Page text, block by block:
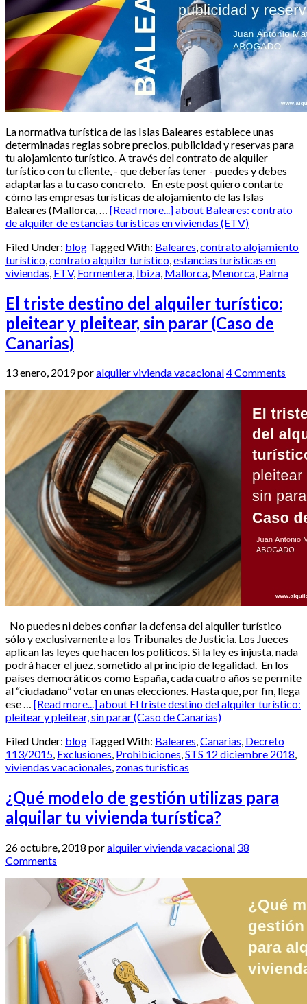
La normativa turística de las Islas Baleares establece unas
determinadas reglas sobre precios, publicidad y reservas para
tu alojamiento turístico. A través del contrato de alquiler
turístico con tu cliente, - que deberías tener - puedes y debes
adaptarlas a tu caso concreto. En este post quiero contarte
cómo las empresas turísticas de alojamiento de las Islas
Baleares (Mallorca, … [Read more...]about Baleares: contrato
de alquiler de estancias turísticas en viviendas (ETV)
Filed Under: blog Tagged With: Baleares contrato alojamiento
turístico contrato alquiler turístico estancias turísticas en
viviendas ETV, Formentera Ibiza Mallorca Menorca Palma
El triste destino del alquiler turístico:
pleitear y pleitear, sin parar (Caso de
Canarias)
13 enero, 2019poralquiler vivienda vacacional4 Comments
No puedes ni debes confiar la defensa del alquiler turístico
sólo y exclusivamente a los Tribunales de Justicia. Los Jueces
aplican las leyes que hacen los políticos. Si la ley es injusta, nada
podrá hacer el juez, sometido al principio de legalidad. En los
países democráticos como España, cada cuatro años se permite
al “ciudadano” votar en unas elecciones. Hasta que, por fin, llega
ese … [Read more...]about El triste destino del alquiler turístico:
pleitear y pleitear, sin parar (Caso de Canarias)
Filed Under: blog Tagged With: Baleares,Canarias, Decreto
113/2015, Exclusiones, Prohibiciones,STS 12 diciembre 2018,
viviendas vacacionales, zonas turísticas
¿Qué modelo de gestión utilizas para
alquilar tu vivienda turística?
26 octubre, 2018 poralquiler vivienda vacacional 38
Comments